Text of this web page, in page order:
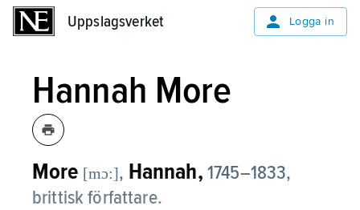
Uppslagsverket Logga in
Hannah More
More [mɔ:], Hannah, 1745–1833,
brittisk författare.